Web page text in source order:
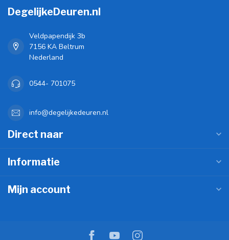
DegelijkeDeuren.nl
Veldpapendijk 3b
7156 KA Beltrum
Nederland
0544- 701075
info@degelijkedeuren.nl
Direct naar
Informatie
Mijn account